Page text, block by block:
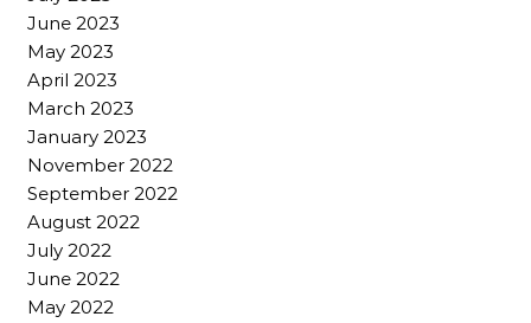
June 2023
May 2023
April 2023
March 2023
January 2023
November 2022
September 2022
August 2022
July 2022
June 2022
May 2022